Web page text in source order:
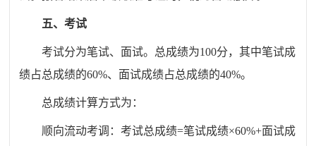
五、考试
考试分为笔试、面试。总成绩为100分，其中笔试成
绩占总成绩的60%、面试成绩占总成绩的40%。
总成绩计算方式为：
顺向流动考调：考试总成绩=笔试成绩×60%+面试成